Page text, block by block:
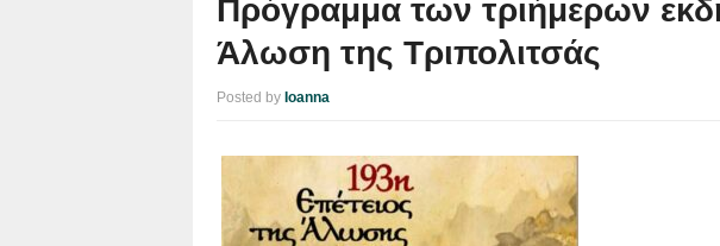
Πρόγραμμα των τριήμερων
Άλωση της Τριπολιτσάς
Posted by Ioanna